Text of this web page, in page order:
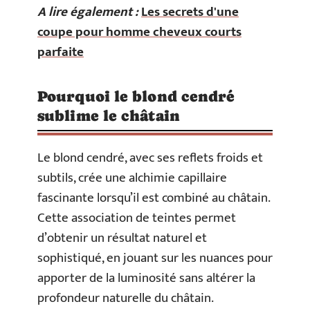
A lire également :Les secrets d'une
coupe pour homme cheveux courts
parfaite
Pourquoi le blond cendré
sublime le châtain
Le blond cendré, avec ses reflets froids et
subtils, crée une alchimie capillaire
fascinante lorsqu’il est combiné au châtain.
Cette association de teintes permet
d’obtenir un résultat naturel et
sophistiqué, en jouant sur les nuances pour
apporter de la luminosité sans altérer la
profondeur naturelle du châtain.